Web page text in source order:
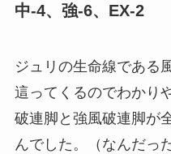
中-4、強-6、EX-2
ジュリの生命線である
這ってくるのでわかり
破連脚と強風破連脚が
んでした。（なんだっ